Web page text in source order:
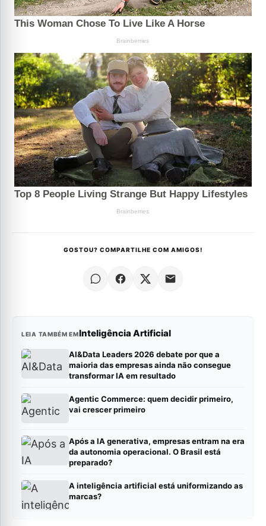
GOSTOU? COMPARTILHE COM AMIGOS!
LEIA TAMBÉM EMInteligência Artificial
AI&Data Leaders 2026 debate por que a
maioria das empresas ainda não consegue
transformar IA em resultado
Agentic Commerce: quem decidir primeiro,
vai crescer primeiro
Após a IA generativa, empresas entram na era
da autonomia operacional. O Brasil está
preparado?
A inteligência artificial está uniformizando as
marcas?